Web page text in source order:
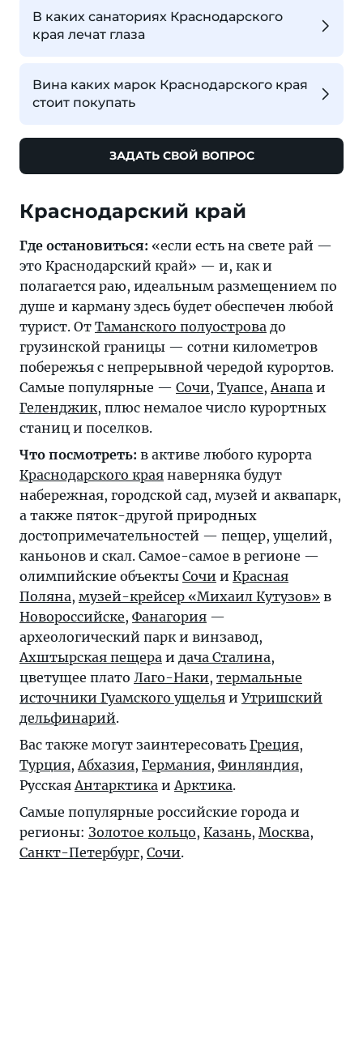
В каких санаториях Краснодарского
края лечат глаза
Вина каких марок Краснодарского края
стоит покупать
ЗАДАТЬ СВОЙ ВОПРОС
Где остановиться: «если есть на свете рай —
это Краснодарский край» — и, как и
полагается раю, идеальным размещением по
душе и карману здесь будет обеспечен любой
турист. От Таманского полуострова до
грузинской границы — сотни километров
побережья с непрерывной чередой курортов.
Самые популярные — Сочи, Туапсе, Анапа и
Геленджик, плюс немалое число курортных
станиц и поселков.
Что посмотреть: в активе любого курорта
Краснодарского края наверняка будут
набережная, городской сад, музей и аквапарк,
а также пяток-другой природных
достопримечательностей — пещер, ущелий,
каньонов и скал. Самое-самое в регионе —
олимпийские объекты Сочи и Красная
Поляна, музей-крейсер «Михаил Кутузов» в
Новороссийске, Фанагория —
археологический парк и винзавод,
Ахштырская пещера и дача Сталина,
цветущее плато Лаго-Наки, термальные
источники Гуамского ущелья и Утришский
дельфинарий.
Вас также могут заинтересовать Греция,
Турция, Абхазия, Германия, Финляндия,
Русская Антарктика и Арктика.
Самые популярные российские города и
регионы: Золотое кольцо, Казань, Москва,
Санкт-Петербург, Сочи.